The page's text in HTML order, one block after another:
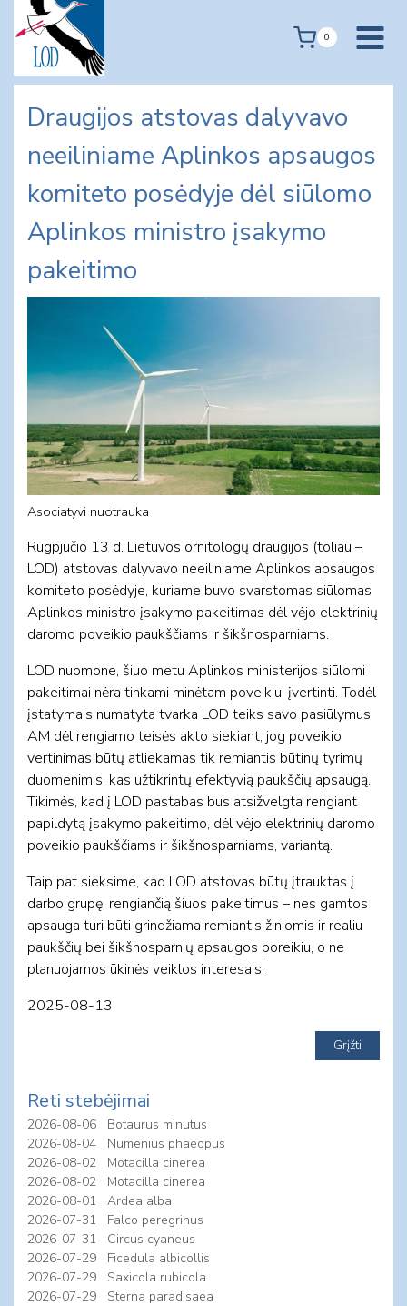
content
0
Draugijos atstovas dalyvavo
neeiliniame Aplinkos apsaugos
komiteto posėdyje dėl siūlomo
Aplinkos ministro įsakymo
pakeitimo
Asociatyvi nuotrauka
Rugpjūčio 13 d. Lietuvos ornitologų draugijos (toliau –
LOD) atstovas dalyvavo neeiliniame Aplinkos apsaugos
komiteto posėdyje, kuriame buvo svarstomas siūlomas
Aplinkos ministro įsakymo pakeitimas dėl vėjo elektrinių
daromo poveikio paukščiams ir šikšnosparniams.
LOD nuomone, šiuo metu Aplinkos ministerijos siūlomi
pakeitimai nėra tinkami minėtam poveikiui įvertinti. Todėl
įstatymais numatyta tvarka LOD teiks savo pasiūlymus
AM dėl rengiamo teisės akto siekiant, jog poveikio
vertinimas būtų atliekamas tik remiantis būtinų tyrimų
duomenimis, kas užtikrintų efektyvią paukščių apsaugą.
Tikimės, kad į LOD pastabas bus atsižvelgta rengiant
papildytą įsakymo pakeitimo, dėl vėjo elektrinių daromo
poveikio paukščiams ir šikšnosparniams, variantą.
Taip pat sieksime, kad LOD atstovas būtų įtrauktas į
darbo grupę, rengiančią šiuos pakeitimus – nes gamtos
apsauga turi būti grindžiama remiantis žiniomis ir realiu
paukščių bei šikšnosparnių apsaugos poreikiu, o ne
planuojamos ūkinės veiklos interesais.
2025-08-13
Reti stebėjimai
2026-08-06
Botaurus minutus
2026-08-04
Numenius phaeopus
2026-08-02
Motacilla cinerea
2026-08-02
Motacilla cinerea
2026-08-01
Ardea alba
2026-07-31
Falco peregrinus
2026-07-31
Circus cyaneus
2026-07-29
Ficedula albicollis
2026-07-29
Saxicola rubicola
2026-07-29
Sterna paradisaea